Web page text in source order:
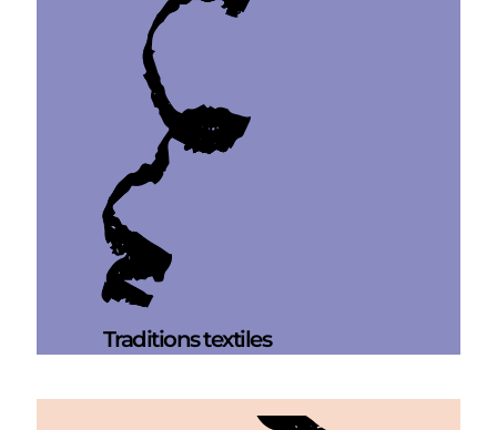
Traditions textiles